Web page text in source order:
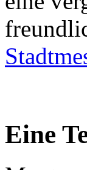
Eine